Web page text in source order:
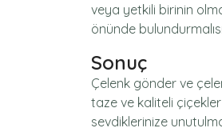
veya yetkili birinin
önünde
Sonuç
Çelenk gönder ve
taze ve kaliteli
sevdiklerinize